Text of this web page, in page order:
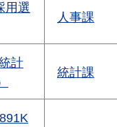
用選
人事課
計
統計課